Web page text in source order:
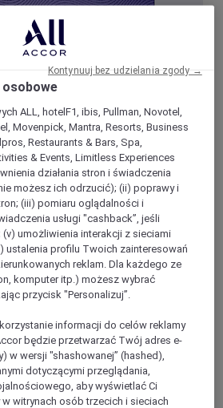
cały rok na pobyty w ponad 30
osobowe
ALL, hotelF1, ibis, Pullman, Novotel,
Movenpick, Mantra, Resorts, Business
Restaurants & Bars, Spa,
& Events, Limitless Experiences
działania stron i świadczenia
możesz ich odrzucić); (ii) poprawy i
(iii) pomiaru oglądalności i
usługi "cashback”, jeśli
(v) umożliwienia interakcji z sieciami
ustalenia profilu Twoich zainteresowań
reklam. Dla każdego ze
komputer itp.) możesz wybrać
przycisk "Personalizuj”.
informacji do celów reklamy
będzie przetwarzać Twój adres e-
w wersji "shashowanej” (hashed),
dotyczącymi przeglądania,
aby wyświetlać Ci
witrynach osób trzecich i sieciach
Kontynuuj bez udzielania zgody →